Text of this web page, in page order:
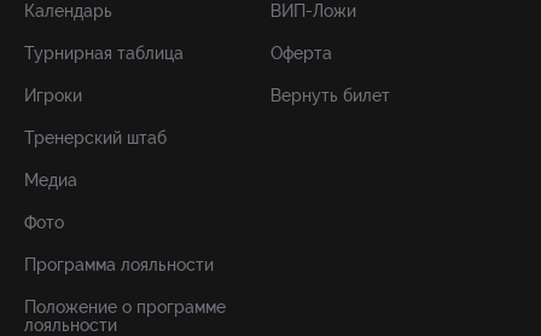
Календарь
Турнирная таблица
Игроки
Тренерский штаб
Медиа
Фото
Программа лояльности
Положение о программе
лояльности
ВИП-Ложи
Оферта
Вернуть билет